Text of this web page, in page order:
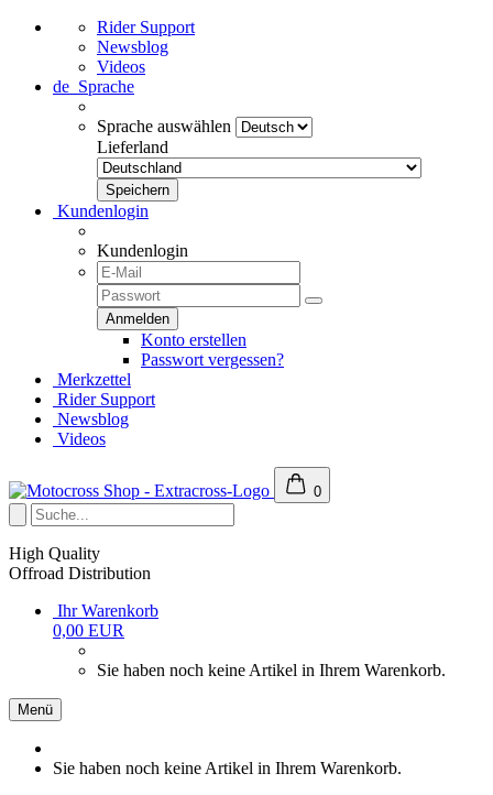
Rider Support
Newsblog
Videos
de Sprache
Sprache auswählen
Lieferland
Kundenlogin
Kundenlogin
Konto erstellen
Passwort vergessen?
Merkzettel
Rider Support
Newsblog
Videos
0
High Quality
Offroad Distribution
Ihr Warenkorb
0,00 EUR
Sie haben noch keine Artikel in Ihrem Warenkorb.
Menü
Sie haben noch keine Artikel in Ihrem Warenkorb.